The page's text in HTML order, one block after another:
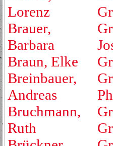
Lorenz
Brauer,
Barbara
Braun, Elke
Breinbauer,
Andreas
Bruchmann,
Ruth